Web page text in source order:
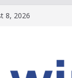
8, 2026